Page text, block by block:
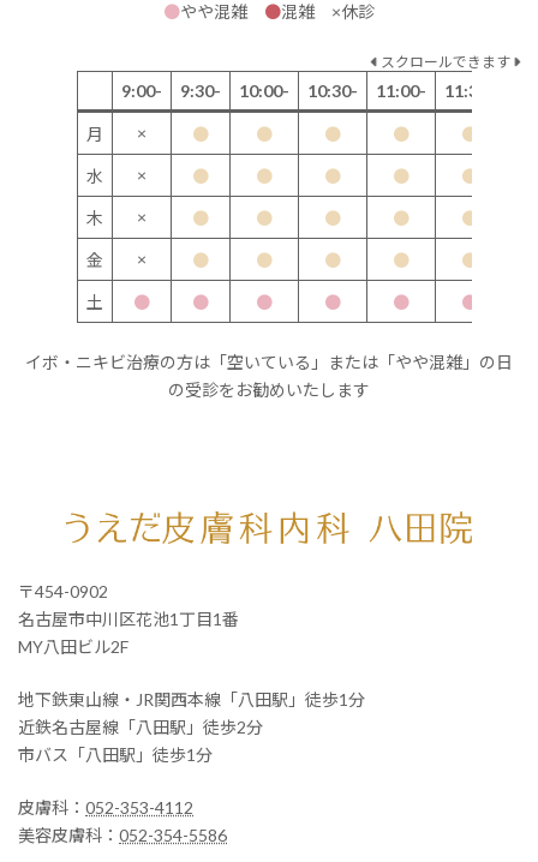
●やや混雑 ●混雑 ×休診
スクロールできます
9:00- 9:30- 10:00- 10:30- 11:00- 11:30-
月 × ● ● ● ● ●
水 × ● ● ● ● ●
木 × ● ● ● ● ●
金 × ● ● ● ● ●
土 ● ● ● ● ● ●
イボ・ニキビ治療の方は「空いている」または「やや混雑」の日
の受診をお勧めいたします
〒454-0902
名古屋市中川区花池1丁目1番
MY八田ビル2F
地下鉄東山線・JR関西本線「八田駅」徒歩1分
近鉄名古屋線「八田駅」徒歩2分
市バス「八田駅」徒歩1分
皮膚科： 052-353-4112
美容皮膚科： 052-354-5586